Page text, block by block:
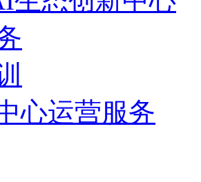
心运营服务